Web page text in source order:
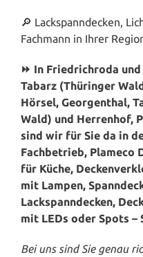
🔎 Lackspanndecken,
Fachmann in Ihrer
⏩ In Friedrichroda
Tabarz (Thüringer
Hörsel, Georgenthal,
Wald) und Herrenhof,
sind wir für Sie da in
Fachbetrieb, Plameco
für Küche,
mit Lampen,
Lackspanndecken,
mit LEDs oder Spots –
Bei uns sind Sie genau